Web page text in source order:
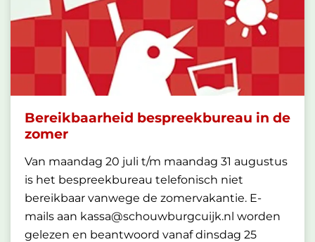
Bereikbaarheid bespreekbureau in de
zomer
Van maandag 20 juli t/m maandag 31 augustus
is het bespreekbureau telefonisch niet
bereikbaar vanwege de zomervakantie. E-
mails aan kassa@schouwburgcuijk.nl worden
gelezen en beantwoord vanaf dinsdag 25